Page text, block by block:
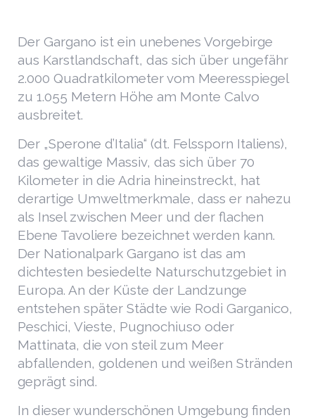
Der Gargano ist ein unebenes Vorgebirge
aus Karstlandschaft, das sich über ungefähr
2.000 Quadratkilometer vom Meeresspiegel
zu 1.055 Metern Höhe am Monte Calvo
ausbreitet.
Der „Sperone d’Italia“ (dt. Felssporn Italiens),
das gewaltige Massiv, das sich über 70
Kilometer in die Adria hineinstreckt, hat
derartige Umweltmerkmale, dass er nahezu
als Insel zwischen Meer und der flachen
Ebene Tavoliere bezeichnet werden kann.
Der Nationalpark Gargano ist das am
dichtesten besiedelte Naturschutzgebiet in
Europa. An der Küste der Landzunge
entstehen später Städte wie Rodi Garganico,
Peschici, Vieste, Pugnochiuso oder
Mattinata, die von steil zum Meer
abfallenden, goldenen und weißen Stränden
geprägt sind.
In dieser wunderschönen Umgebung finden